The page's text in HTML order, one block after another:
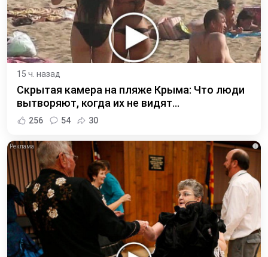
15 ч. назад
Скрытая камера на пляже Крыма: Что люди
вытворяют, когда их не видят...
256 54 30
i